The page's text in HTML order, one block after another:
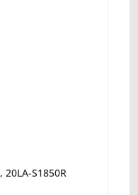
20LA-S1850R